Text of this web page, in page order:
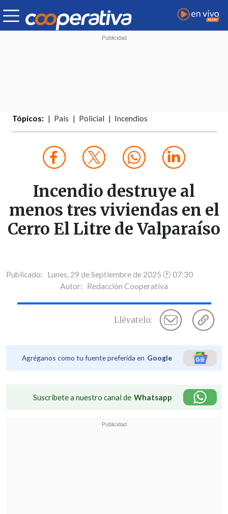
Tópicos: País Policial Incendios
Incendio destruye al
menos tres viviendas en el
Cerro El Litre de Valparaíso
Publicado: Lunes, 29 de Septiembre de 2025 🕐 07:30
Autor: Redacción Cooperativa
Llévatelo:
Agréganos como tu fuente preferida en Google
Suscríbete a nuestro canal de Whatsapp